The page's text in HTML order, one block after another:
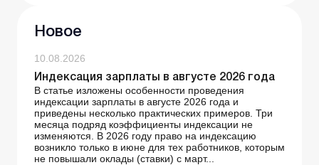
Новое
10.08.2026
Индексация зарплаты в августе 2026 года
В статье изложены особенности проведения
индексации зарплаты в августе 2026 года и
приведены несколько практических примеров. Три
месяца подряд коэффициенты индексации не
изменяются. В 2026 году право на индексацию
возникло только в июне для тех работников, которым
не повышали оклады (ставки) с март...